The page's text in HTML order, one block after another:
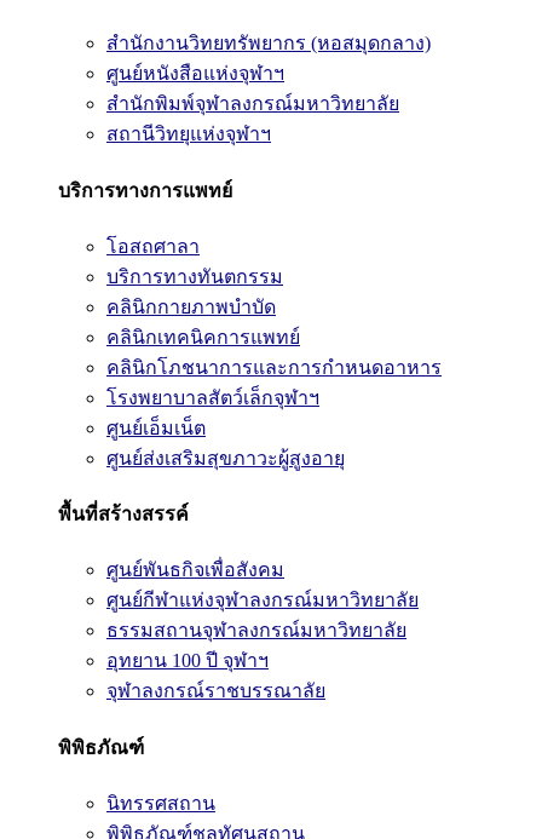
สำนักงานวิทยทรัพยากร (หอสมุดกลาง)
ศูนย์หนังสือแห่งจุฬาฯ
สำนักพิมพ์จุฬาลงกรณ์มหาวิทยาลัย
สถานีวิทยุแห่งจุฬาฯ
บริการทางการแพทย์
โอสถศาลา
บริการทางทันตกรรม
คลินิกกายภาพบำบัด
คลินิกเทคนิคการแพทย์
คลินิกโภชนาการและการกำหนดอาหาร
โรงพยาบาลสัตว์เล็กจุฬาฯ
ศูนย์เอ็มเน็ต
ศูนย์ส่งเสริมสุขภาวะผู้สูงอายุ
พื้นที่สร้างสรรค์
ศูนย์พันธกิจเพื่อสังคม
ศูนย์กีฬาแห่งจุฬาลงกรณ์มหาวิทยาลัย
ธรรมสถานจุฬาลงกรณ์มหาวิทยาลัย
อุทยาน 100 ปี จุฬาฯ
จุฬาลงกรณ์ราชบรรณาลัย
พิพิธภัณฑ์
นิทรรศสถาน
พิพิธภัณฑ์ชลทัศนสถาน